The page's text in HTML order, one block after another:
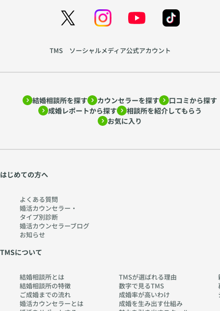
TMS ソーシャルメディア公式アカウント
結婚相談所を探す カウンセラーを探す
口コミから探す
成婚レポートから探す
相談所を紹介してもらう
お気に入り
はじめての方へ
よくある質問
婚活カウンセラー・
タイプ別診断
婚活カウンセラーブログ
お知らせ
TMSについて
結婚相談所とは
結婚相談所の特徴
ご成婚までの流れ
婚活カウンセラーとは
TMSが選ばれる理由
数字で見るTMS
成婚率が高いわけ
成婚を生み出す仕組み